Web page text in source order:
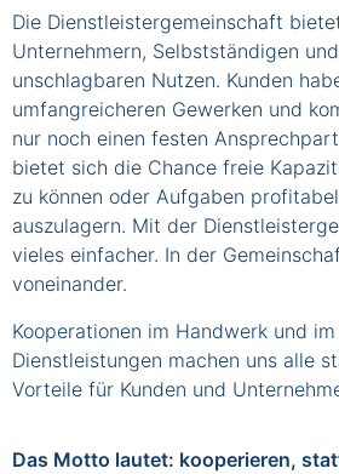
Die Dienstleistergemeinschaft
Unternehmern, Selbstständigen
unschlagbaren Nutzen. Kunden
umfangreicheren Gewerken und
nur noch einen festen
bietet sich die Chance freie
zu können oder Aufgaben
auszulagern. Mit der
vieles einfacher. In der
voneinander.
Kooperationen im Handwerk und
Dienstleistungen machen uns alle
Vorteile für Kunden und
Das Motto lautet: kooperieren,